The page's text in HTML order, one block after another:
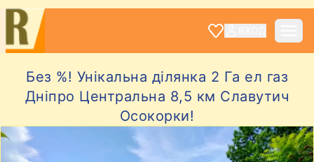
Без %! Унікальна ділянка 2 Га ел газ
Дніпро Центральна 8,5 км Славутич
Осокорки!